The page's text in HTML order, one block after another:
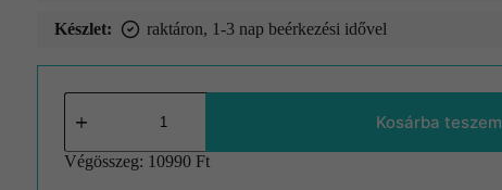
Készlet: raktáron, 1-3 nap beérkezési idővel
Kosárba teszem
Végösszeg: 10990 Ft